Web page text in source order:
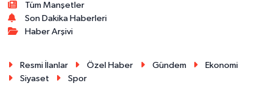
Tüm Manşetler
Son Dakika Haberleri
Haber Arşivi
Resmi İlanlar Özel Haber Gündem
Ekonomi
Siyaset
Spor